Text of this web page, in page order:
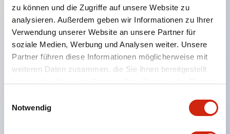
zu können und die Zugriffe auf unsere Website zu
analysieren. Außerdem geben wir Informationen zu Ihrer
Verwendung unserer Website an unsere Partner für
soziale Medien, Werbung und Analysen weiter. Unsere
Partner führen diese Informationen möglicherweise mit
weiteren Daten zusammen, die Sie ihnen bereitgestellt
Notwendig
LED- oder Glühlampenbeleuchtung
6V
12V
oder 24V AC/DC 120V oder 240V AC
Bis zu 200 Fenster (10 Reihen mal 20 Spalten)
Verschiedene Fenstergrößen und Drucktasten
können in nahezu jeder Kombination kombiniert